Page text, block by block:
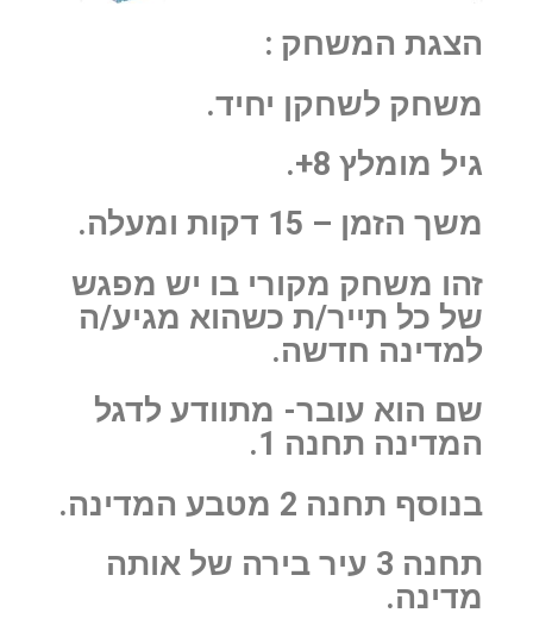
הצגת המשחק :
משחק לשחקן יחיד.
גיל מומלץ 8+.
משך הזמן – 15 דקות ומעלה.
זהו משחק מקורי בו יש מפגש
של כל תייר/ת כשהוא מגיע/ה
למדינה חדשה.
שם הוא עובר- מתוודע לדגל
המדינה תחנה 1.
בנוסף תחנה 2 מטבע המדינה.
תחנה 3 עיר בירה של אותה
מדינה.